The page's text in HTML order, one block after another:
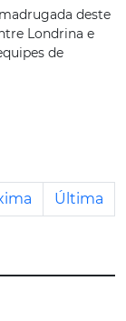
deste
Londrina e
de
Última